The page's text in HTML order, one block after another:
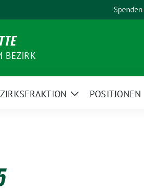
Spenden
BEZIRK
ZeigePOSITIONEN